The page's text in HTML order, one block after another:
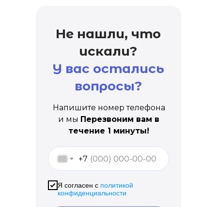
Не нашли, что
искали?
У вас остались
вопросы?
+7
Я согласен с политикой
конфиденциальности
Напишите номер телефона
и мы Перезвоним вам в
течение 1 минуты!